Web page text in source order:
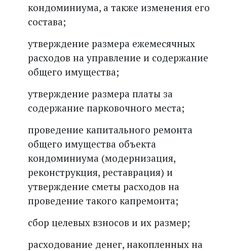
кондоминиума, а также изменения его
состава;
утверждение размера ежемесячных
расходов на управление и содержание
общего имущества;
утверждение размера платы за
содержание парковочного места;
проведение капитального ремонта
общего имущества объекта
кондоминиума (модернизация,
реконструкция, реставрация) и
утверждение сметы расходов на
проведение такого капремонта;
сбор целевых взносов и их размер;
расходование денег, накоп­ленных на